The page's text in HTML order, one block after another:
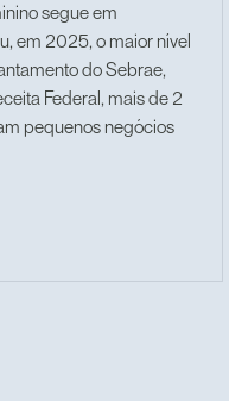
segue em
em 2025, o maior nível
do Sebrae,
Federal, mais de 2
pequenos negócios